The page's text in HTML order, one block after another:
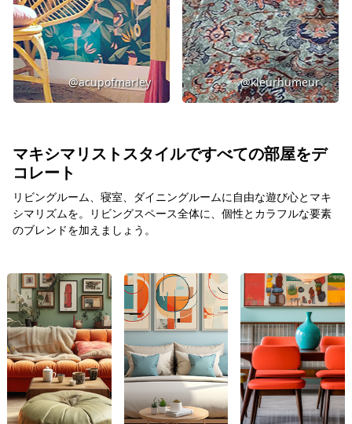
@acupofmarley @kleurhumeur
マキシマリストスタイルですべての部屋をデ
コレート
リビングルーム、寝室、ダイニングルームに自由な遊び心とマキ
シマリズムを。リビングスペース全体に、個性とカラフルな要素
のブレンドを加えましょう。